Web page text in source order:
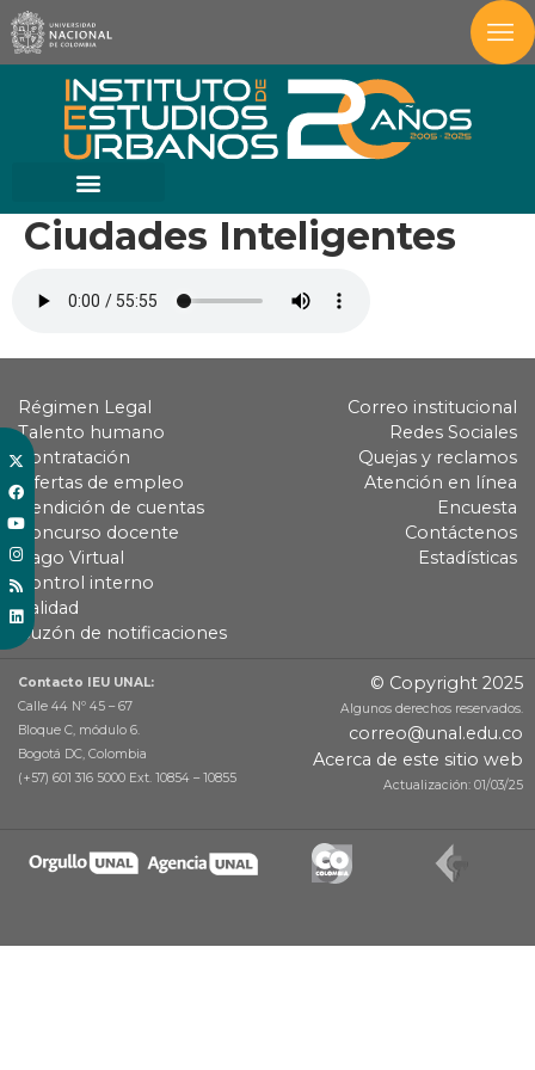
Ciudades Inteligentes
Régimen Legal
Talento humano
Contratación
Ofertas de empleo
Rendición de cuentas
Concurso docente
Pago Virtual
Control interno
Calidad
Buzón de notificaciones
Correo institucional
Redes Sociales
Quejas y reclamos
Atención en línea
Encuesta
Contáctenos
Estadísticas
Contacto IEU UNAL:
Calle 44 Nº 45 – 67
Bloque C, módulo 6.
Bogotá DC, Colombia
(+57) 601 316 5000 Ext. 10854 – 10855
© Copyright 2025
Algunos derechos reservados.
correo@unal.edu.co
Acerca de este sitio web
Actualización: 01/03/25